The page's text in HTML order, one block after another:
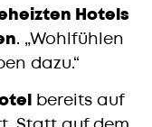
Hotels
. „Wohlfühlen
dazu.“
bereits auf